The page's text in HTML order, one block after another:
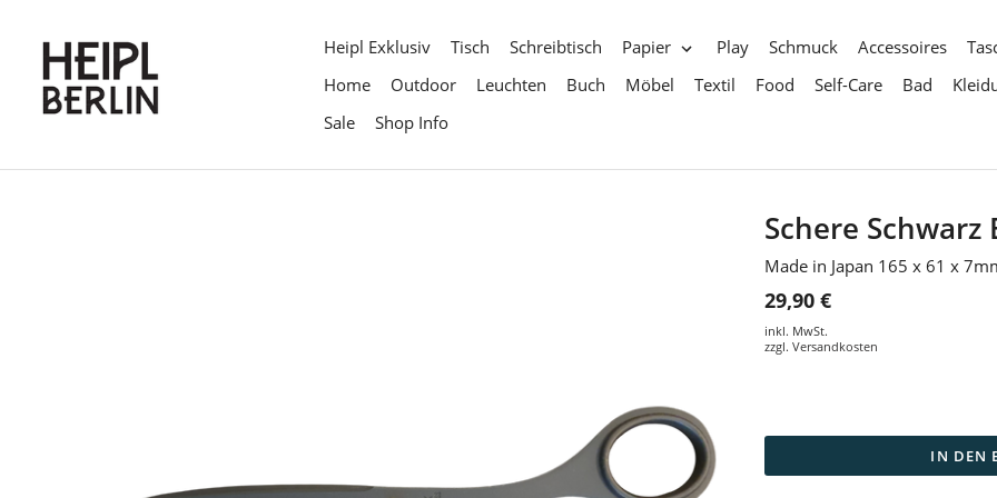
Heipl Exklusiv Tisch Schreibtisch Papier Play Schmuck Accessoires
Home
Outdoor Leuchten Buch Möbel Textil Food Self-Care Bad
Sale
Shop Info
Schere Schwarz
Made in Japan 165 x 61 x
29,90 €
inkl. MwSt.
zzgl. Versandkosten
IN DEN